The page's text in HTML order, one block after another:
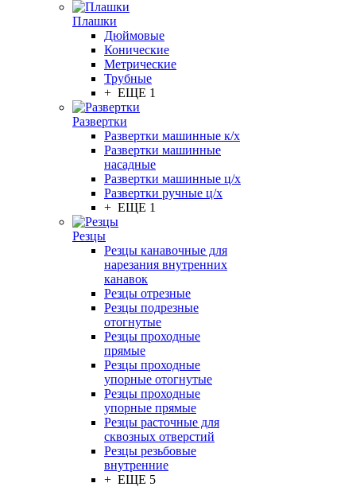
Плашки
Дюймовые
Конические
Метрические
Трубные
+ ЕЩЕ 1
Развертки
Развертки машинные к/х
Развертки машинные
насадные
Развертки машинные ц/х
Развертки ручные ц/х
+ ЕЩЕ 1
Резцы
Резцы канавочные для
нарезания внутренних
канавок
Резцы отрезные
Резцы подрезные
отогнутые
Резцы проходные
прямые
Резцы проходные
упорные отогнутые
Резцы проходные
упорные прямые
Резцы расточные для
сквозных отверстий
Резцы резьбовые
внутренние
+ ЕЩЕ 5